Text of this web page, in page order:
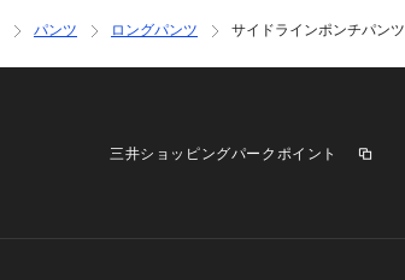
パンツ ロングパンツ サイドラインポンチパンツ
三井ショッピングパークポイント